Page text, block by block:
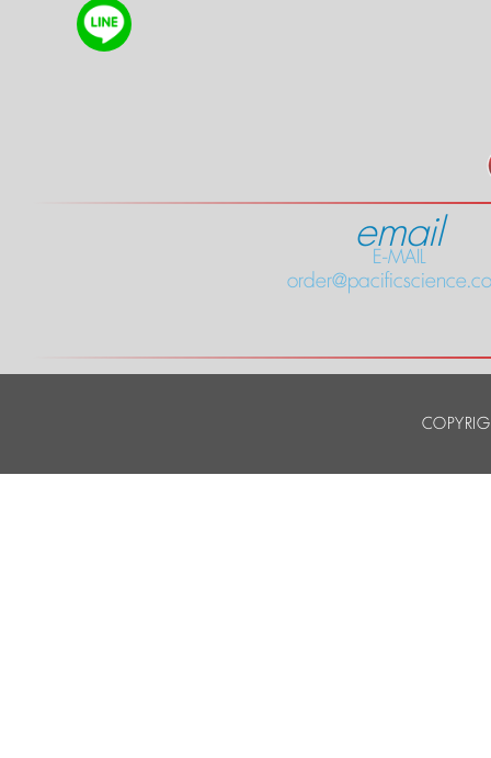
email
E-MAIL